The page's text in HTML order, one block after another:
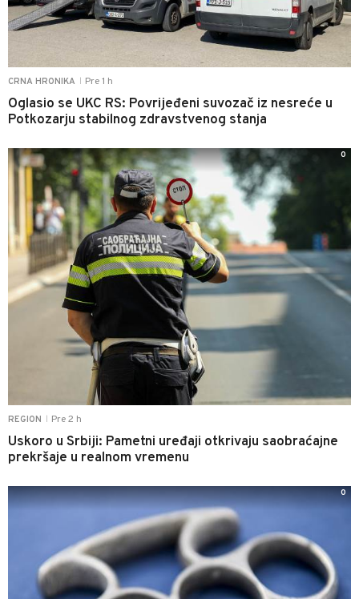
CRNA HRONIKA Pre 1 h
Oglasio se UKC RS: Povrijeđeni suvozač iz nesreće u
Potkozarju stabilnog zdravstvenog stanja
REGION Pre 2 h
Uskoro u Srbiji: Pametni uređaji otkrivaju saobraćajne
prekršaje u realnom vremenu
0
0